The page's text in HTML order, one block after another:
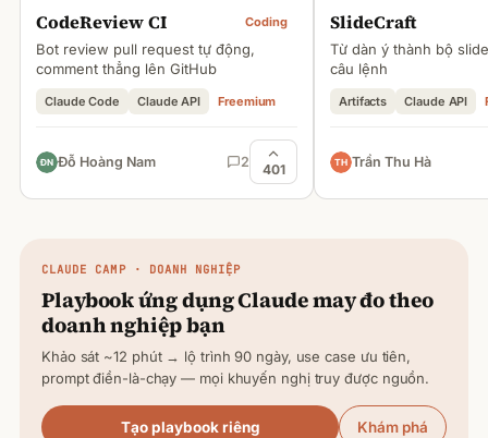
CodeReview CI Coding
Bot review pull request tự động,
comment thẳng lên GitHub
Claude Code Claude API Freemium
Đỗ Hoàng Nam 2 401
SlideCraft
Từ dàn ý thành bộ
câu lệnh
Artifacts Claude API
Trần Thu Hà
CLAUDE CAMP · DOANH NGHIỆP
Playbook ứng dụngClaudemay đo theo
doanh nghiệp bạn
Khảo sát ~12 phút → lộ trình 90 ngày, use case ưu tiên,
prompt điền-là-chạy — mọi khuyến nghị truy được nguồn.
Tạo playbook riêng Khám phá